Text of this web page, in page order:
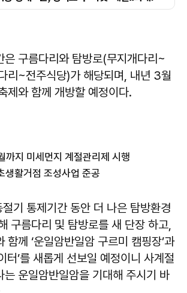
은 구름다리와 탐방로(무지개다리~
리~전주식당)가 해당되며, 내년 3월
제와 함께 개방할 예정이다.
까지 미세먼지 계절관리제 시행
생활거점 조성사업 준공
기 통제기간 동안 더 나은 탐방환경
구름다리 및 탐방로를 새 단장 하고,
함께 ‘운일암반일암 구르미 캠핑장’과
터’를 새롭게 선보일 예정이니 사계절
는 운일암반일암을 기대해 주시기 바